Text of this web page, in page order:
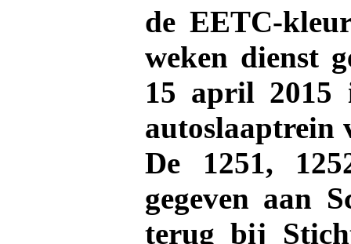
de EETC-
weken dienst
15 april 2015
autoslaaptrein
De 1251,
gegeven aan
terug bij